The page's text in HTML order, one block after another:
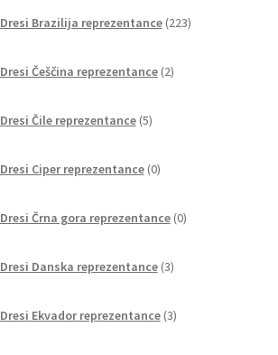
Dresi Brazilija reprezentance 223izdelkov
Dresi Češčina reprezentance 2izdelka
Dresi Čile reprezentance 5izdelkov
Dresi Ciper reprezentance 0izdelkov
Dresi Črna gora reprezentance 0izdelkov
Dresi Danska reprezentance 3izdelki
Dresi Ekvador reprezentance 3izdelki